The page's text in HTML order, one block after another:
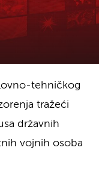
tehničkog
tražeći
državnih
vojnih osoba